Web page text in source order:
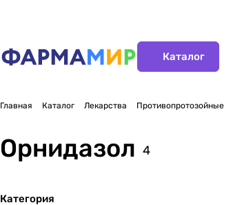
Каталог
Главная Каталог Лекарства Противопротозойные
Орнидазол 4
Категория